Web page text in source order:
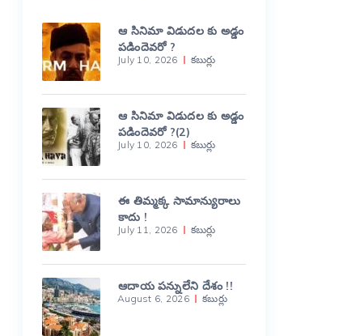
ఆ సినిమా విడుదల కు అడ్డం
పడిందెవరో ?
July 10, 2026 కబుర్లు
ఆ సినిమా విడుదల కు అడ్డం
పడిందెవరో ?(2)
July 10, 2026 కబుర్లు
ఈ తిమ్మక్క సామాన్యురాలు
కాదు !
July 11, 2026 కబుర్లు
ఆదాయ పన్నులేని దేశం !!
August 6, 2026 కబుర్లు